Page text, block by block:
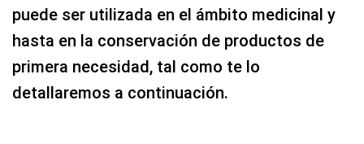
puede ser utilizada en el ámbito medicinal y
hasta en la conservación de productos de
primera necesidad, tal como te lo
detallaremos a continuación.